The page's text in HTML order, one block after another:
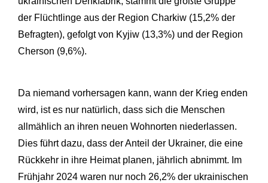
der Flüchtlinge aus der Region Charkiw (15,2% der
Befragten), gefolgt von Kyjiw (13,3%) und der Region
Cherson (9,6%).
Da niemand vorhersagen kann, wann der Krieg enden
wird, ist es nur natürlich, dass sich die Menschen
allmählich an ihren neuen Wohnorten niederlassen.
Dies führt dazu, dass der Anteil der Ukrainer, die eine
Rückkehr in ihre Heimat planen, jährlich abnimmt. Im
Frühjahr 2024 waren nur noch 26,2% der ukrainischen